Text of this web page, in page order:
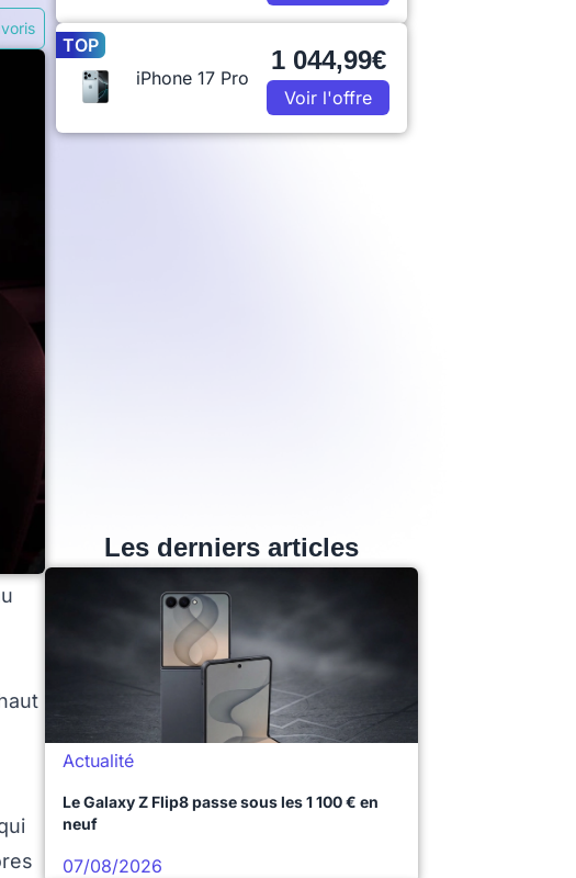
TOP
iPhone 17 Pro
1 044,99€
Voir l'offre
Les derniers articles
Actualité
Le Galaxy Z Flip8 passe sous les 1 100 € en
neuf
07/08/2026